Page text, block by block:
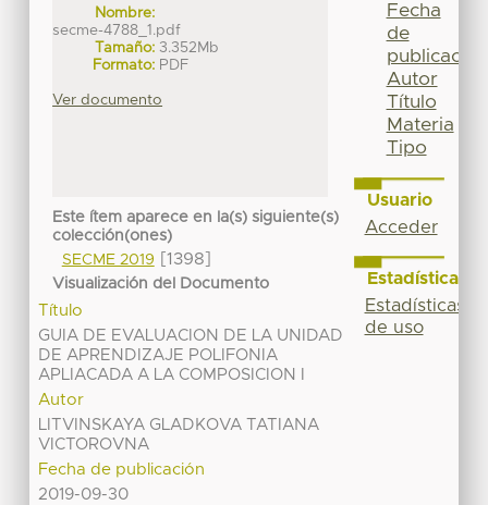
Nombre:
secme-4788_1.pdf
Tamaño: 3.352Mb
Formato: PDF
Ver documento
Este ítem aparece en la(s) siguiente(s)
colección(ones)
SECME 2019
[1398]
Visualización del Documento
Título
GUIA DE EVALUACION DE LA UNIDAD
DE APRENDIZAJE POLIFONIA
APLIACADA A LA COMPOSICION I
Autor
LITVINSKAYA GLADKOVA TATIANA
VICTOROVNA
Fecha de publicación
2019-09-30
Fecha
de
publicación
Autor
Título
Materia
Tipo
Usuario
Acceder
Estadísticas
Estadísticas
de uso